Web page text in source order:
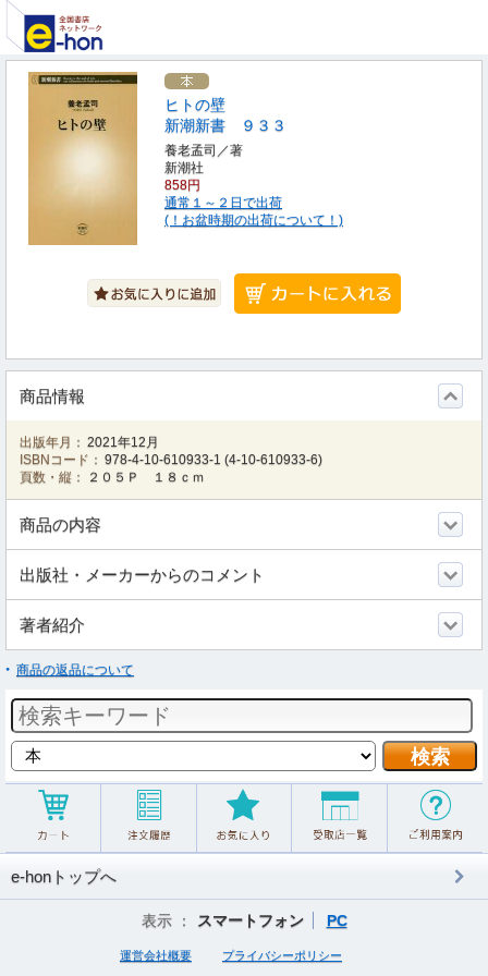
ヒトの壁
新潮新書 ９３３
養老孟司／著
新潮社
858円
通常１～２日で出荷
(！お盆時期の出荷について！)
商品情報
出版年月： 2021年12月
ISBNコード： 978-4-10-610933-1 (4-10-610933-6)
頁数・縦：
２０５Ｐ １８ｃｍ
商品の内容
出版社・メーカーからのコメント
著者紹介
商品の返品について
e-honトップへ
表示 ： スマートフォン PC
運営会社概要 プライバシーポリシー